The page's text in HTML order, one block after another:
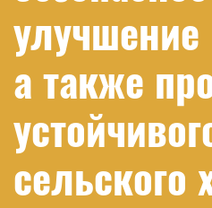
улучшение
а также
сельского